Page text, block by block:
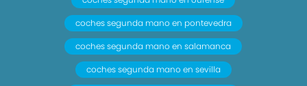
coches segunda mano en pontevedra
coches segunda mano en salamanca
coches segunda mano en sevilla